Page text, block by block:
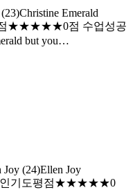
Emerald
점★★★★★0점 수업성공
but you…
(24)Ellen Joy
… 인기도평점★★★★★0